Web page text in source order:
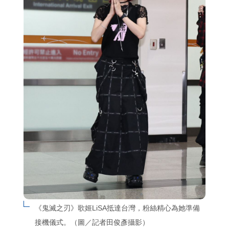
《鬼滅之刃》歌姬LiSA抵達台灣，粉絲精心為她準備
接機儀式。（圖／記者田俊彥攝影）